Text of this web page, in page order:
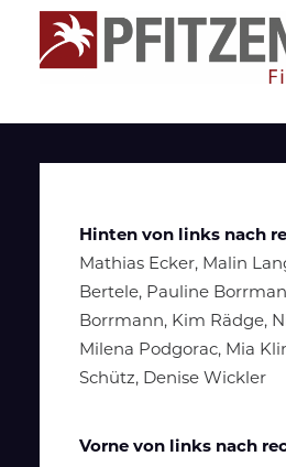
Hinten von links nach
Mathias Ecker, Malin
Bertele, Pauline
Borrmann, Kim Rädge,
Milena Podgorac, Mia
Schütz, Denise Wickler
Vorne von links nach